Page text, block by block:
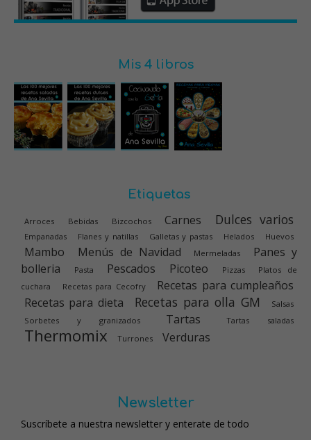
Mis 4 libros
Etiquetas
Arroces Bebidas Bizcochos Carnes Dulces varios
Empanadas Flanes y natillas Galletas y pastas Helados Huevos
Mambo Menús de Navidad Mermeladas
Panes y
bolleria
Pasta Pescados Picoteo Pizzas
Platos de
cuchara
Recetas para Cecofry
Recetas para cumpleaños
Recetas para dieta
Recetas para olla GM
Salsas
Sorbetes y granizados
Tartas Tartas saladas
Thermomix Turrones Verduras
Newsletter
Suscríbete a nuestra newsletter y enterate de todo